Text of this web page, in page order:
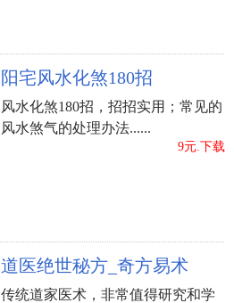
阳宅风水化煞180招
风水化煞180招，招招实用；常见的
风水煞气的处理办法......
9元.下载
道医绝世秘方_奇方易术
传统道家医术，非常值得研究和学